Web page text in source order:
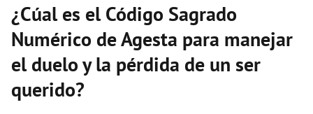
o
¿Cúal es el Código Sagrado
Numérico de Agesta para manejar
el duelo y la pérdida de un ser
querido?